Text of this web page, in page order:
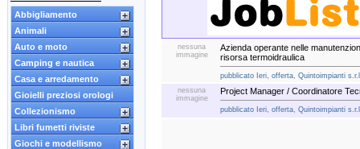
Abbigliamento
Animali
Auto e moto
Camping e nautica
Casa e arredamento
Gioielli preziosi orologi
Collezionismo
Libri fumetti riviste
Giochi e modellismo
nessuna
immagine
Azienda operante nelle
risorsa termoidraulica
pubblicato Ieri, offerta, Quintoimpianti
nessuna
immagine
Project Manager / Coordinatore
pubblicato Ieri, offerta, Quintoimpianti